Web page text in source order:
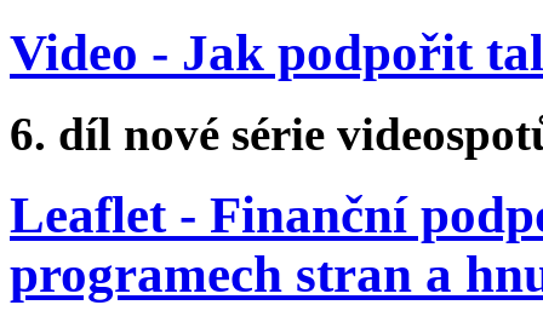
Video - Jak podpořit
6. díl nové série
Leaflet - Finanční
programech stran a